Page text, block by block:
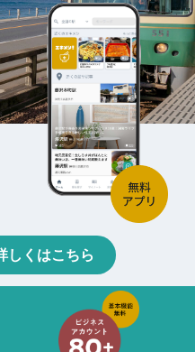
しくはこちら